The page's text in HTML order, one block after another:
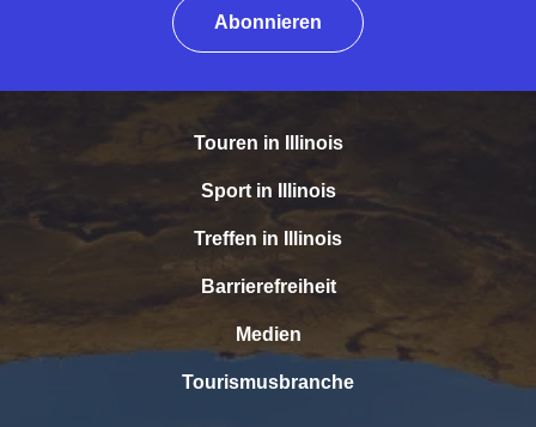
Abonnieren
Touren in Illinois
Sport in Illinois
Treffen in Illinois
Barrierefreiheit
Medien
Tourismusbranche